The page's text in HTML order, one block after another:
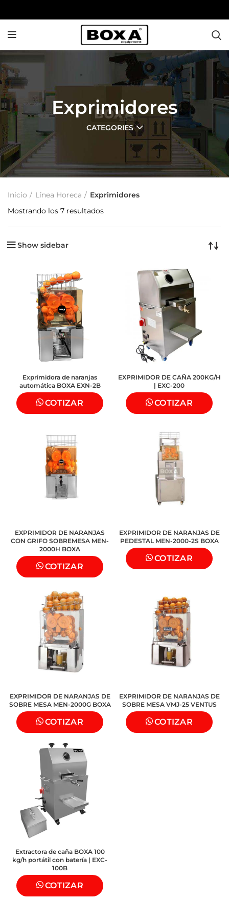
Exprimidores
CATEGORIES
Inicio Línea Horeca
Exprimidores
Mostrando los 7 resultados
Show sidebar
Exprimidora de naranjas
automática BOXA EXN-2B
COTIZAR
EXPRIMIDOR DE CAÑA 200KG/H
| EXC-200
COTIZAR
EXPRIMIDOR DE NARANJAS
CON GRIFO SOBREMESA MEN-
2000H BOXA
COTIZAR
EXPRIMIDOR DE NARANJAS DE
PEDESTAL MEN-2000-2S BOXA
COTIZAR
EXPRIMIDOR DE NARANJAS DE
SOBRE MESA MEN-2000G BOXA
COTIZAR
EXPRIMIDOR DE NARANJAS DE
SOBRE MESA VMJ-25 VENTUS
COTIZAR
Extractora de caña BOXA 100
kg/h portátil con batería | EXC-
100B
COTIZAR